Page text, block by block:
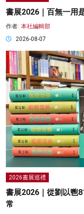
書展2026｜百無一用
作者: 本社編輯部
2026-08-07
2026書展巡禮
書展2026｜從劉以鬯
常